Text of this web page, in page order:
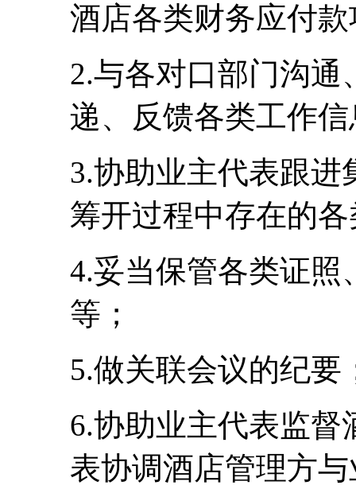
酒店各类财务应付
2.与各对口部门沟
递、反馈各类工作
3.协助业主代表跟
筹开过程中存在的
4.妥当保管各类证照
等；
5.做关联会议的纪要
6.协助业主代表监
表协调酒店管理方